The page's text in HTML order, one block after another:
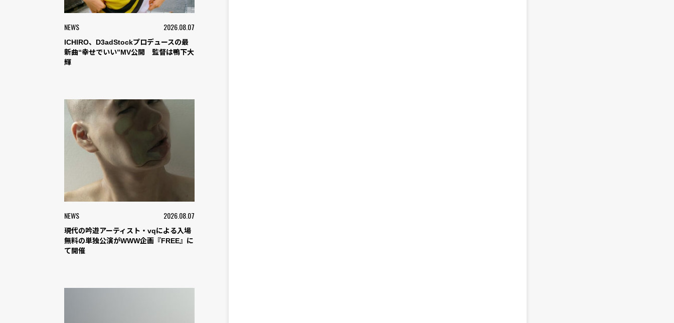
NEWS 2026.08.07
ICHIRO、D3adStockプロデュースの最
新曲“幸せでいい”MV公開 監督は鴨下大
輝
NEWS 2026.08.07
現代の吟遊アーティスト・vqによる入場
無料の単独公演がWWW企画『FREE』に
て開催